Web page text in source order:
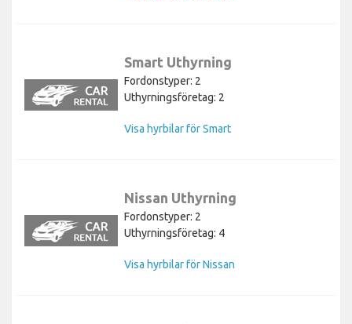
Smart Uthyrning
Fordonstyper: 2
Uthyrningsföretag: 2
Visa hyrbilar för Smart
Nissan Uthyrning
Fordonstyper: 2
Uthyrningsföretag: 4
Visa hyrbilar för Nissan